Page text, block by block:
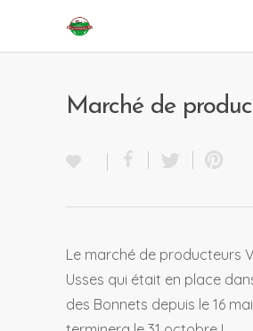
Marché de
Le marché de producteurs
Usses qui était en place
des Bonnets depuis le 16